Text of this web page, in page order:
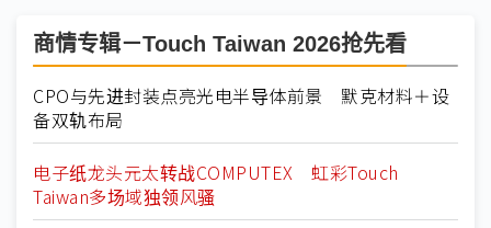
商情专辑－Touch Taiwan 2026抢先看
CPO与先进封装点亮光电半导体前景 默克材料＋设
备双轨布局
电子纸龙头元太转战COMPUTEX 虹彩Touch
Taiwan多场域独领风骚